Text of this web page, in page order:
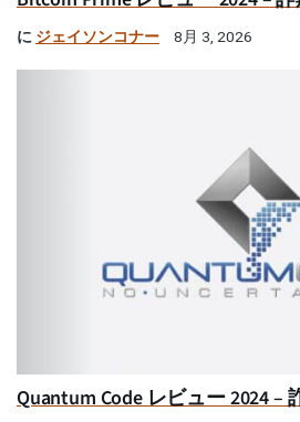
に ジェイソンコナー 8月 3, 2026
Quantum Code レビュー 2024 –